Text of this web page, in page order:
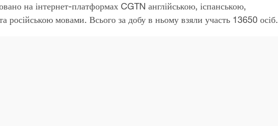
на інтернет-платформах CGTN англійською, іспанською,
російською мовами. Всього за добу в ньому взяли участь 13650 осіб.